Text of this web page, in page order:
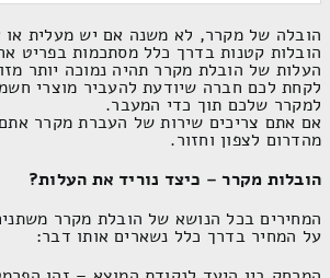
הובלה של מקרר, לא משנה אם יש מעלית או
הובלות קטנות בדרך כלל מסתכמות בפריט
העלות של הובלת מקרר תהיה נמוכה יותר
לקחת לכם חברה שיודעת להעביר מוצרי
למקרר שלכם תוך כדי המעבר.
אם אתם צריכים שירות של העברת מקרר אתם
מהדרום לצפון וחזור.
הובלות מקרר – כיצד נוריד את העלות?
המחירים בכל הנושא של הובלת מקרר
על המחיר בדרך כלל נשארים אותו דבר: